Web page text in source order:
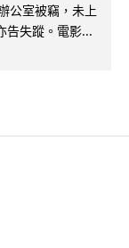
公室被竊，未上
失蹤。電影...